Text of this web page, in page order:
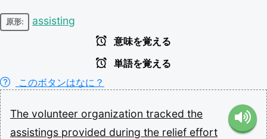
原形: assisting
意味を覚える
単語を覚える
このボタンはなに？
The volunteer organization tracked the
assistings provided during the relief effort